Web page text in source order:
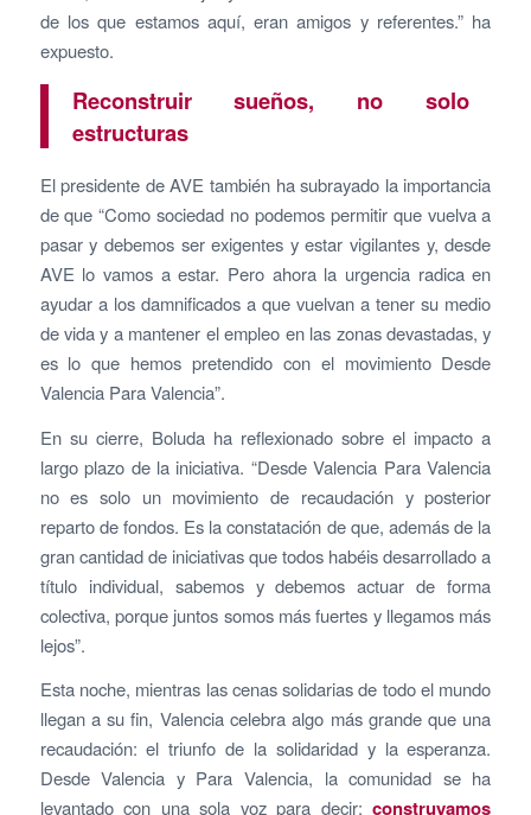
de los que estamos aquí, eran amigos y referentes.” ha
expuesto.
Reconstruir sueños, no solo
estructuras
El presidente de AVE también ha subrayado la importancia
de que “Como sociedad no podemos permitir que vuelva a
pasar y debemos ser exigentes y estar vigilantes y, desde
AVE lo vamos a estar. Pero ahora la urgencia radica en
ayudar a los damnificados a que vuelvan a tener su medio
de vida y a mantener el empleo en las zonas devastadas, y
es lo que hemos pretendido con el movimiento Desde
Valencia Para Valencia”.
En su cierre, Boluda ha reflexionado sobre el impacto a
largo plazo de la iniciativa. “Desde Valencia Para Valencia
no es solo un movimiento de recaudación y posterior
reparto de fondos. Es la constatación de que, además de la
gran cantidad de iniciativas que todos habéis desarrollado a
título individual, sabemos y debemos actuar de forma
colectiva, porque juntos somos más fuertes y llegamos más
lejos”.
Esta noche, mientras las cenas solidarias de todo el mundo
llegan a su fin, Valencia celebra algo más grande que una
recaudación: el triunfo de la solidaridad y la esperanza.
Desde Valencia y Para Valencia, la comunidad se ha
levantado con una sola voz para decir:construyamos